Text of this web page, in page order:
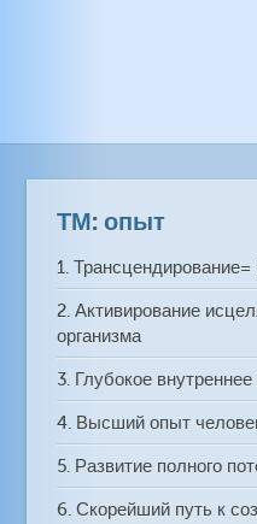
ТМ: опыт
1.
2. Активирование
организма
3. Глубокое
4. Высший опыт
5. Развитие полного
6. Скорейший путь к